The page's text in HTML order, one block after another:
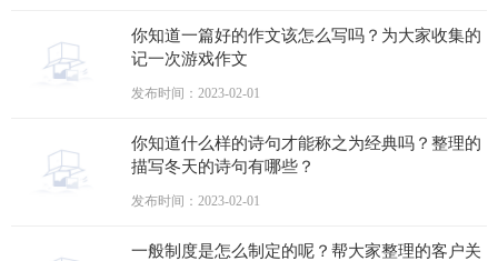
你知道一篇好的作文该怎么写吗？为大家收集的
记一次游戏作文
发布时间：2023-02-01
你知道什么样的诗句才能称之为经典吗？整理的
描写冬天的诗句有哪些？
发布时间：2023-02-01
一般制度是怎么制定的呢？帮大家整理的客户关